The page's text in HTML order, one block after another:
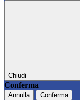
Chiudi
Conferma
Annulla Conferma